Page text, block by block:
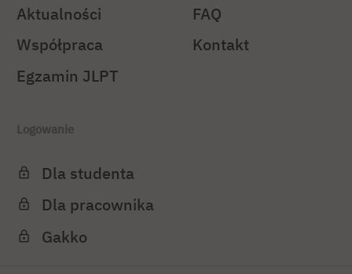
Aktualności
Współpraca
Egzamin JLPT
FAQ
Kontakt
Logowanie
Dla studenta
Dla pracownika
Gakko